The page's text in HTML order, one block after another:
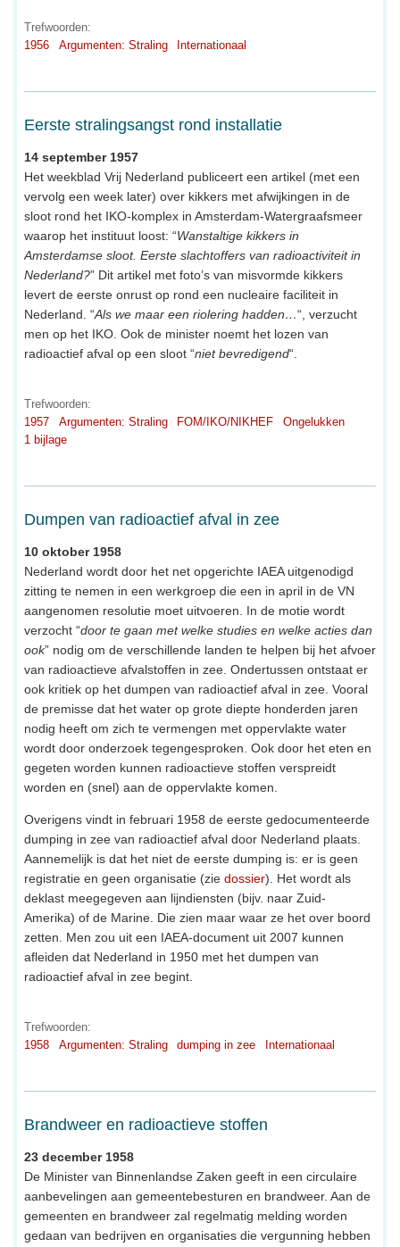
Trefwoorden:
1956
Argumenten: Straling Internationaal
Eerste stralingsangst rond installatie
14 september 1957
Het weekblad Vrij Nederland publiceert een artikel (met een
vervolg een week later) over kikkers met afwijkingen in de
sloot rond het IKO-komplex in Amsterdam-Watergraafsmeer
waarop het instituut loost: “Wanstaltige kikkers in
Amsterdamse sloot. Eerste slachtoffers van radioactiviteit in
Nederland?” Dit artikel met foto’s van misvormde kikkers
levert de eerste onrust op rond een nucleaire faciliteit in
Nederland. “Als we maar een riolering hadden…“, verzucht
men op het IKO. Ook de minister noemt het lozen van
radioactief afval op een sloot “niet bevredigend“.
Trefwoorden:
1957
Argumenten: Straling FOM/IKO/NIKHEF
Ongelukken
1 bijlage
Dumpen van radioactief afval in zee
10 oktober 1958
Nederland wordt door het net opgerichte IAEA uitgenodigd
zitting te nemen in een werkgroep die een in april in de VN
aangenomen resolutie moet uitvoeren. In de motie wordt
verzocht “door te gaan met welke studies en welke acties dan
ook” nodig om de verschillende landen te helpen bij het afvoer
van radioactieve afvalstoffen in zee. Ondertussen ontstaat er
ook kritiek op het dumpen van radioactief afval in zee. Vooral
de premisse dat het water op grote diepte honderden jaren
nodig heeft om zich te vermengen met oppervlakte water
wordt door onderzoek tegengesproken. Ook door het eten en
gegeten worden kunnen radioactieve stoffen verspreidt
worden en (snel) aan de oppervlakte komen.
Overigens vindt in februari 1958 de eerste gedocumenteerde
dumping in zee van radioactief afval door Nederland plaats.
Aannemelijk is dat het niet de eerste dumping is: er is geen
registratie en geen organisatie (zie dossier). Het wordt als
deklast meegegeven aan lijndiensten (bijv. naar Zuid-
Amerika) of de Marine. Die zien maar waar ze het over boord
zetten. Men zou uit een IAEA-document uit 2007 kunnen
afleiden dat Nederland in 1950 met het dumpen van
radioactief afval in zee begint.
Trefwoorden:
1958
Argumenten: Straling dumping in zee Internationaal
Brandweer en radioactieve stoffen
23 december 1958
De Minister van Binnenlandse Zaken geeft in een circulaire
aanbevelingen aan gemeentebesturen en brandweer. Aan de
gemeenten en brandweer zal regelmatig melding worden
gedaan van bedrijven en organisaties die vergunning hebben